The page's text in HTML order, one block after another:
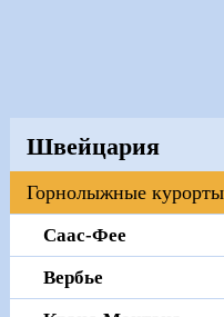
Швейцария
Горнолыжные курорты
Саас-Феe
Вербье